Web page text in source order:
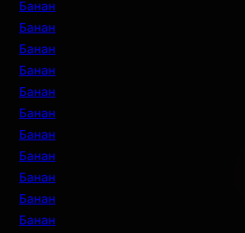
Банан
Банан
Банан
Банан
Банан
Банан
Банан
Банан
Банан
Банан
Банан